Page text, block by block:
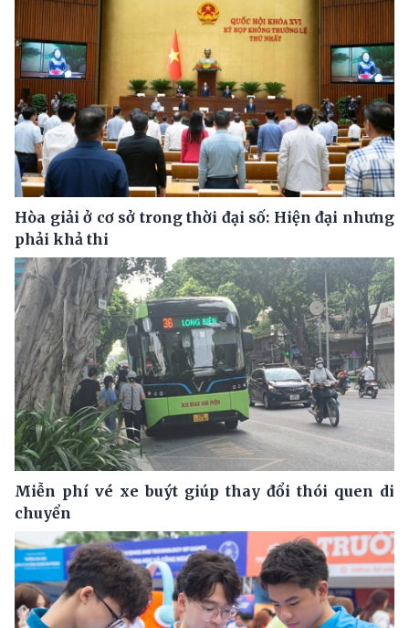
Hòa giải ở cơ sở trong thời đại số: Hiện đại nhưng
phải khả thi
Miễn phí vé xe buýt giúp thay đổi thói quen di
chuyển